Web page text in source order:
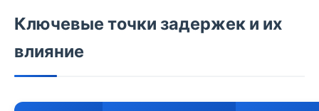
Ключевые точки задержек и их
влияние